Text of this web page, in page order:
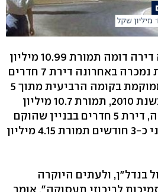
בשכונת רחביה נמכרה דירה דומה תמורת 10.99 מיליון
שקלים. בעסקה נוספת נמכרה באחרונה דירת 7 חדרים
בשטח של 228 מ"ר, הממוקמת בקומה הרביעית מתוך 5
קומות בבניין שנבנה בשנת 2010, תמורת 10.7 מיליון
שקלים. באותה השכונה, דירת 5 חדרים בבניין שהוקם
בשנת 1950 נמכרה לפני כ-3 חודשים תמורת 4.15 מיליון
בנדל"ן, ולעתים היוקרה